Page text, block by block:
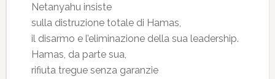
Netanyahu insiste
sulla distruzione totale di Hamas,
il disarmo e l’eliminazione della sua leadership.
Hamas, da parte sua,
rifiuta tregue senza garanzie